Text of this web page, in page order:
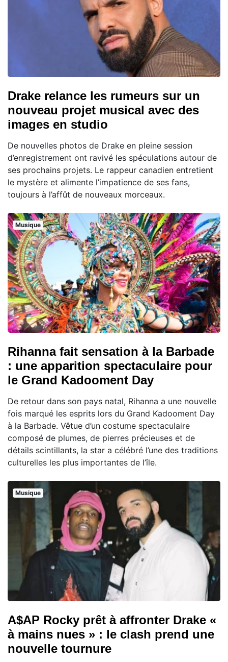
Drake relance les rumeurs sur un
nouveau projet musical avec des
images en studio
De nouvelles photos de Drake en pleine session
d’enregistrement ont ravivé les spéculations autour de
ses prochains projets. Le rappeur canadien entretient
le mystère et alimente l’impatience de ses fans,
toujours à l’affût de nouveaux morceaux.
Musique
Rihanna fait sensation à la Barbade
: une apparition spectaculaire pour
le Grand Kadooment Day
De retour dans son pays natal, Rihanna a une nouvelle
fois marqué les esprits lors du Grand Kadooment Day
à la Barbade. Vêtue d’un costume spectaculaire
composé de plumes, de pierres précieuses et de
détails scintillants, la star a célébré l’une des traditions
culturelles les plus importantes de l’île.
Musique
A$AP Rocky prêt à affronter Drake «
à mains nues » : le clash prend une
nouvelle tournure